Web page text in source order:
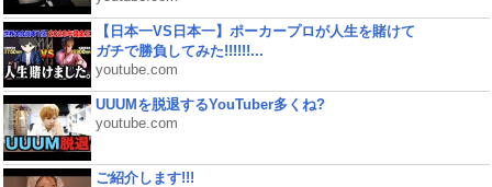
【日本一VS日本一】ポーカープロが人生を賭けて
ガチで勝負してみた!!!!!!...
youtube.com
UUUMを脱退するYouTuber多くね?
youtube.com
ご紹介します!!!